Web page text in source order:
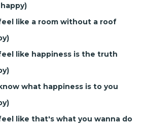
like a room without a roof
like happiness is the truth
what happiness is to you
like that's what you wanna do